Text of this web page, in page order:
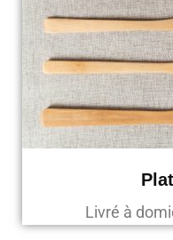
Livré à